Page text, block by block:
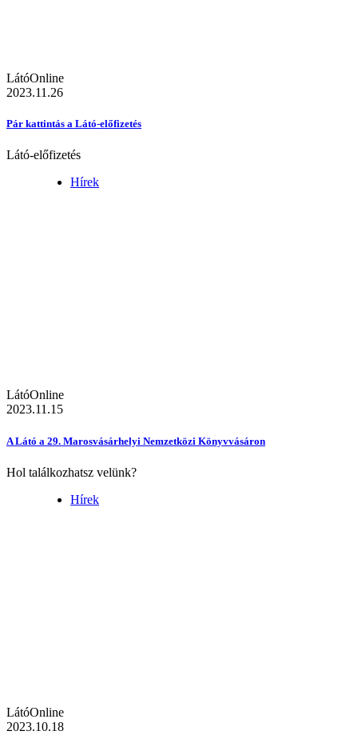
LátóOnline
2023.11.26
Pár kattintás a Látó-előfizetés
Látó-előfizetés
Hírek
LátóOnline
2023.11.15
A Látó a 29. Marosvásárhelyi Nemzetközi Könyvvásáron
Hol találkozhatsz velünk?
Hírek
LátóOnline
2023.10.18